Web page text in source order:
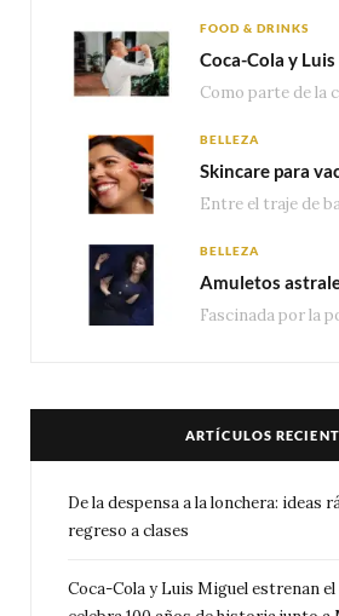
FOOD & DRINKS
BELLEZA
BELLEZA
ARTÍCULOS
De la despensa a la lonchera: ideas
regreso a clases
Coca-Cola y Luis Miguel estrenan